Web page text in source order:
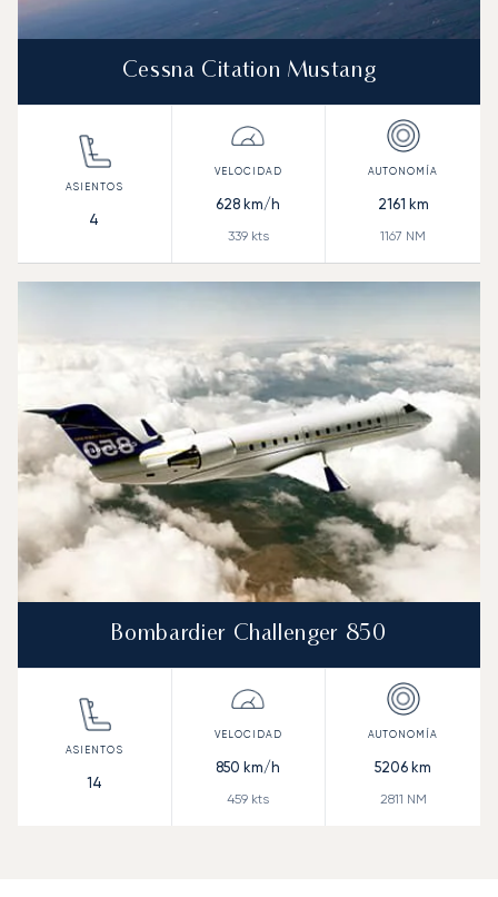
Cessna Citation Mustang
4
628 km/h
339kts
2161 km
1167 NM
Bombardier Challenger 850
14
850 km/h
459 kts
5206 km
2811 NM